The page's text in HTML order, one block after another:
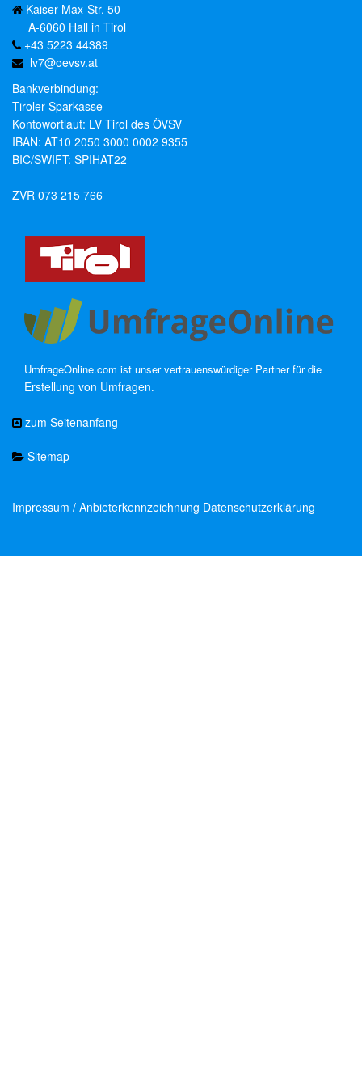
Kaiser-Max-Str. 50
A-6060 Hall in Tirol
+43 5223 44389
lv7@oevsv.at
Bankverbindung:
Tiroler Sparkasse
Kontowortlaut: LV Tirol des ÖVSV
IBAN: AT10 2050 3000 0002 9355
BIC/SWIFT: SPIHAT22
ZVR 073 215 766
UmfrageOnline.com ist unser vertrauenswürdiger Partner für die
Erstellung von Umfragen.
zum Seitenanfang
Sitemap
Impressum / Anbieterkennzeichnung Datenschutzerklärung